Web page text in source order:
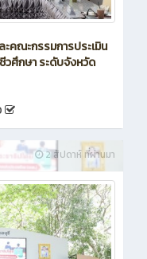
คณะกรรมการประเมิน
วศึกษา ระดับจังหวัด
2 สัปดาห์ ที่ผ่านมา